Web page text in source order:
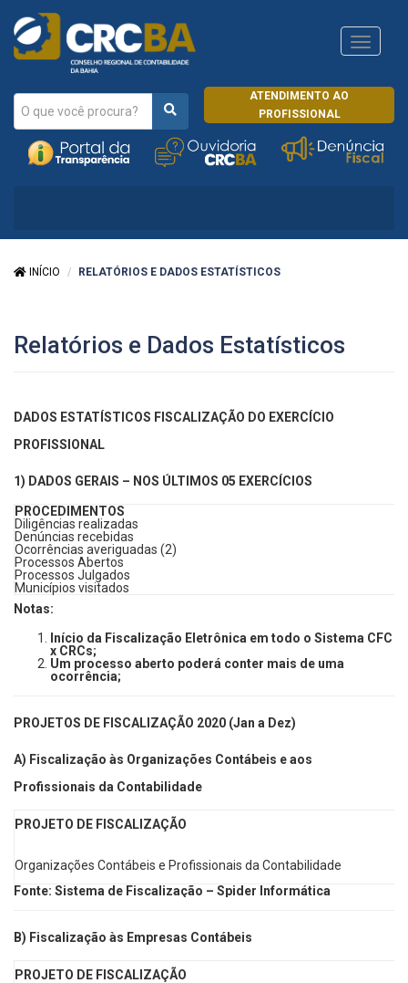
ATENDIMENTO AO
PROFISSIONAL
CRCRJ
INÍCIO RELATÓRIOS E DADOS ESTATÍSTICOS
Relatórios e Dados Estatísticos
DADOS ESTATÍSTICOS FISCALIZAÇÃO DO EXERCÍCIO
PROFISSIONAL
1) DADOS GERAIS – NOS ÚLTIMOS 05 EXERCÍCIOS
PROCEDIMENTOS
Diligências realizadas
Denúncias recebidas
Ocorrências averiguadas (2)
Processos Abertos
Processos Julgados
Municípios visitados
Notas:
Início da Fiscalização Eletrônica em todo o Sistema CFC
x CRCs;
Um processo aberto poderá conter mais de uma
ocorrência;
PROJETOS DE FISCALIZAÇÃO 2020 (Jan a Dez)
A) Fiscalização às Organizações Contábeis e aos
Profissionais da Contabilidade
PROJETO DE FISCALIZAÇÃO
Organizações Contábeis e Profissionais da Contabilidade
Fonte: Sistema de Fiscalização – Spider Informática
B) Fiscalização às Empresas Contábeis
PROJETO DE FISCALIZAÇÃO